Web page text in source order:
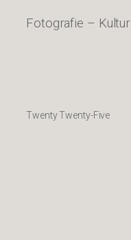
Fotografie – Kultur
Twenty Twenty-Five